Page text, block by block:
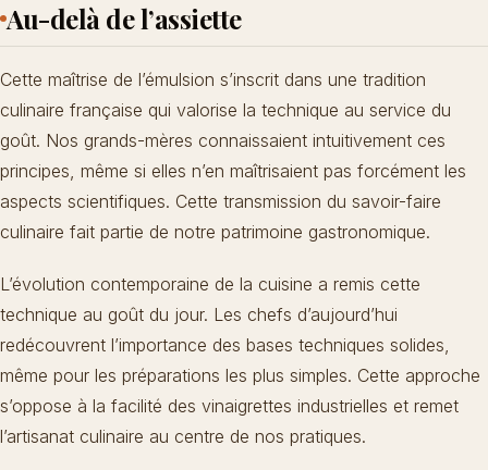
Au-delà de l’assiette
Cette maîtrise de l’émulsion s’inscrit dans une tradition
culinaire française qui valorise la technique au service du
goût. Nos grands-mères connaissaient intuitivement ces
principes, même si elles n’en maîtrisaient pas forcément les
aspects scientifiques. Cette transmission du savoir-faire
culinaire fait partie de notre patrimoine gastronomique.
L’évolution contemporaine de la cuisine a remis cette
technique au goût du jour. Les chefs d’aujourd’hui
redécouvrent l’importance des bases techniques solides,
même pour les préparations les plus simples. Cette approche
s’oppose à la facilité des vinaigrettes industrielles et remet
l’artisanat culinaire au centre de nos pratiques.